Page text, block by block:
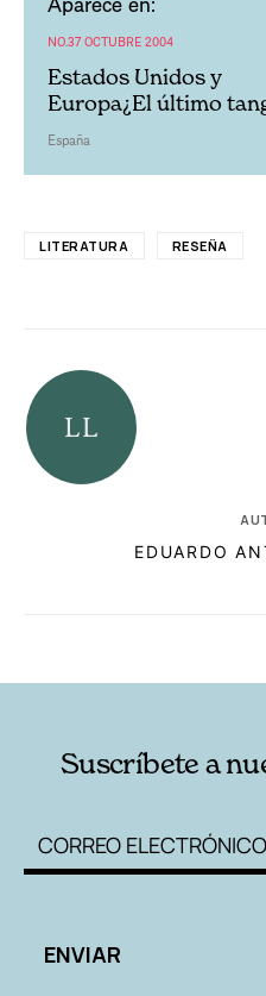
NO.37 OCTUBRE 2004
Estados Unidos y
Europa¿El último
España
LITERATURA RESEÑA
EDUARDO
Suscríbete a